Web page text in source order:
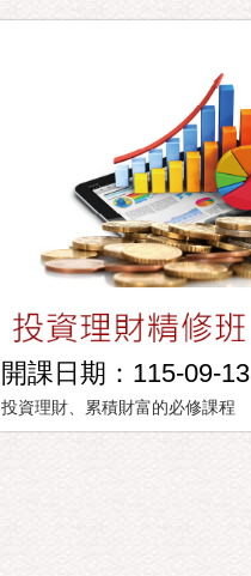
開課日期：115-09-13
投資理財、累積財富的必修課程